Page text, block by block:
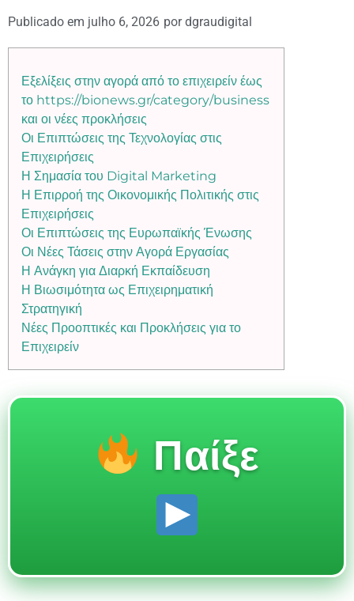
Publicado em julho 6, 2026 pordgraudigital
Εξελίξεις στην αγορά από το επιχειρείν έως
το https://bionews.gr/category/business
και οι νέες προκλήσεις
Οι Επιπτώσεις της Τεχνολογίας στις
Επιχειρήσεις
Η Σημασία του Digital Marketing
Η Επιρροή της Οικονομικής Πολιτικής στις
Επιχειρήσεις
Οι Επιπτώσεις της Ευρωπαϊκής Ένωσης
Οι Νέες Τάσεις στην Αγορά Εργασίας
Η Ανάγκη για Διαρκή Εκπαίδευση
Η Βιωσιμότητα ως Επιχειρηματική
Στρατηγική
Νέες Προοπτικές και Προκλήσεις για το
Επιχειρείν
Παίξε